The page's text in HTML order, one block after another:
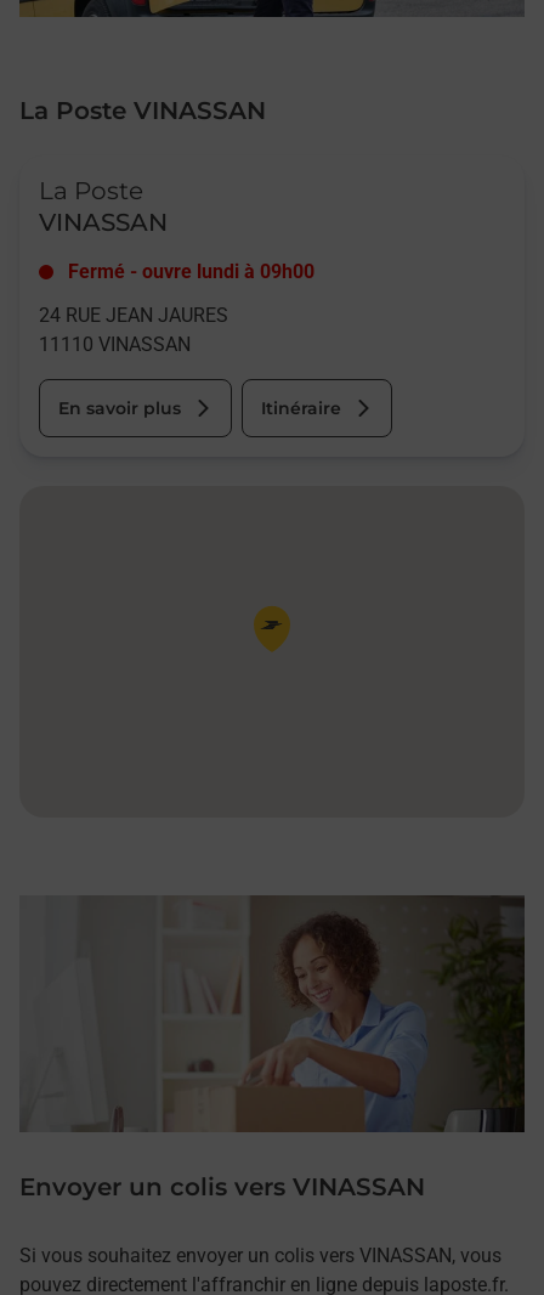
La Poste VINASSAN
La Poste
VINASSAN
Fermé - ouvre lundi à 09h00
24 RUE JEAN JAURES
11110 VINASSAN
En savoir plus Itinéraire
Pin de la carte
Envoyer un colis vers VINASSAN
Si vous souhaitez envoyer un colis vers VINASSAN, vous
pouvez directement l'affranchir en ligne depuis laposte.fr.